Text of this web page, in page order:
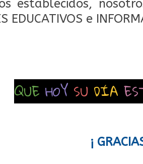
establecidos,
EDUCATIVOS e
QUE HOY SU DÍA
¡